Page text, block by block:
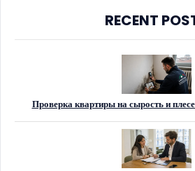
RECENT
Проверка квартиры на сырость и